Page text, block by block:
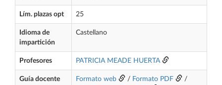
Lím. plazas opt 25
Idioma de
impartición
Castellano
Profesores PATRICIA MEADE HUERTA
Guía docente Formato web / Formato PDF
/